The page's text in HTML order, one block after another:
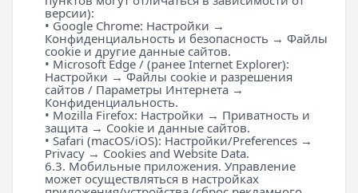
версии):
• Google Chrome: Настройки →
Конфиденциальность и безопасность → Файлы
cookie и другие данные сайтов.
• Microsoft Edge / (ранее Internet Explorer):
Настройки → Файлы cookie и разрешения
сайтов / Параметры Интернета →
Конфиденциальность.
• Mozilla Firefox: Настройки → Приватность и
защита → Cookie и данные сайтов.
• Safari (macOS/iOS): Настройки/Preferences →
Privacy → Cookies and Website Data.
6.3. Мобильные приложения. Управление
может осуществляться в настройках